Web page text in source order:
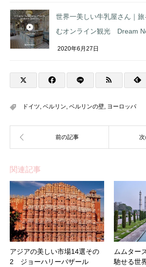
世界一美しい牛乳屋さん｜
むオンライン観光 Dream
2020年6月27日
ドイツ, ベルリン, ベルリンの壁, ヨーロッパ
関連記事
アジアの美しい市場14選その
2 ジョーハリーバザール
ムムター
馳せる世